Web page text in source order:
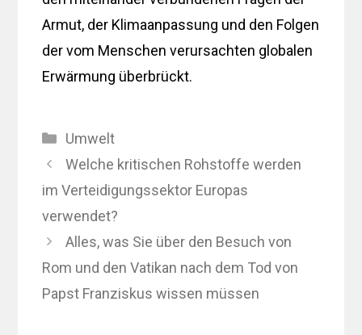
Armut, der Klimaanpassung und den Folgen
der vom Menschen verursachten globalen
Erwärmung überbrückt.
Kategorien
Umwelt
Welche kritischen Rohstoffe werden
im Verteidigungssektor Europas
verwendet?
Alles, was Sie über den Besuch von
Rom und den Vatikan nach dem Tod von
Papst Franziskus wissen müssen